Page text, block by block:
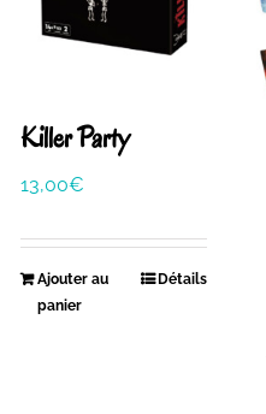
Killer Party
13,00€
Ajouter au
panier
Détails